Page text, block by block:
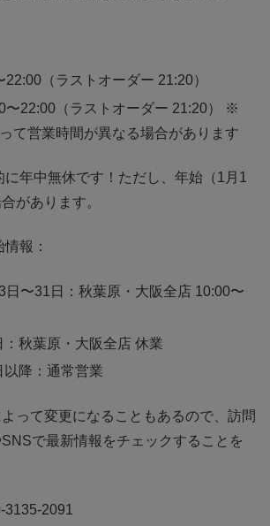
（ラストオーダー 21:20）
〜22:00（ラストオーダー 21:20） ※
て営業時間が異なる場合があります
に年中無休です！ただし、年始（1月1
があります。
報：
日〜31日：秋葉原・大阪全店 10:00〜
秋葉原・大阪全店 休業
降：通常営業
って変更になることもあるので、訪問
で最新情報をチェックすることを
3135-2091